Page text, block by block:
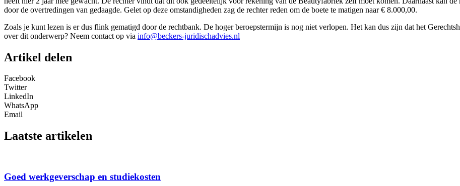
door de overtredingen van gedaagde. Gelet op deze omstandigheden zag de rechter reden om de boete te matigen naar € 8.000,00.
Zoals je kunt lezen is er dus flink gematigd door de rechtbank. De hoger beroepstermijn is nog niet verlopen. Het kan dus zijn dat het
over dit onderwerp? Neem contact op via info@beckers-juridischadvies.nl
Artikel delen
Facebook
Twitter
LinkedIn
WhatsApp
Email
Laatste artikelen
Goed werkgeverschap en studiekosten